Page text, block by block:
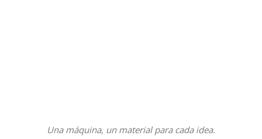
Una máquina, un material para cada idea.